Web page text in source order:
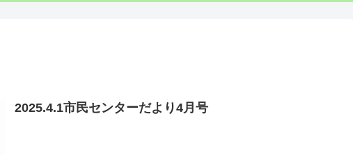
2025.4.1市民センターだより4月号